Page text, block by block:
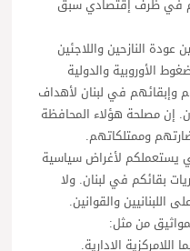
في ظرف إقتصادي سبق
النازحين واللاجئين
الأوروبية والدولية
وإبقائهم في لبنان لأهداف
إن مصلحة هؤلاء المحافظة
وممتلكاتهم.
يستعملكم لأغراض سياسية
بقائكم في لبنان. ولا
اللبنانيين والقوانين.
من مثل:
الإدارية.